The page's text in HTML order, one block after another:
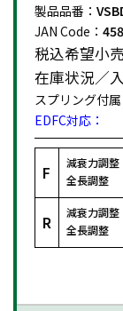
製品品番：
JAN Code：
税込希望小
在庫状況／
スプリング付属
EDFC対応：
F
減衰力調整
全長調整
R
減衰力調整
全長調整